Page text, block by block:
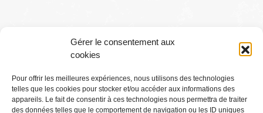
Gérer le consentement aux
cookies
Pour offrir les meilleures expériences, nous utilisons des technologies
telles que les cookies pour stocker et/ou accéder aux informations des
appareils. Le fait de consentir à ces technologies nous permettra de traiter
des données telles que le comportement de navigation ou les ID uniques
Conditions générales